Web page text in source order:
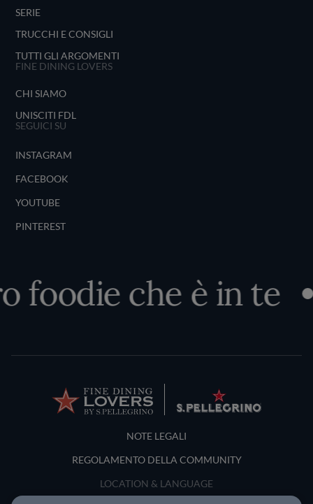
SERIE
TRUCCHI E CONSIGLI
TUTTI GLI ARGOMENTI
FINE DINING LOVERS
CHI SIAMO
UNISCITI FDL
SEGUICI SU
INSTAGRAM
FACEBOOK
YOUTUBE
PINTEREST
foodie che è in te
Terms and Conditions
NOTE LEGALI
REGOLAMENTO DELLA COMMUNITY
LOCATION & LANGUAGE